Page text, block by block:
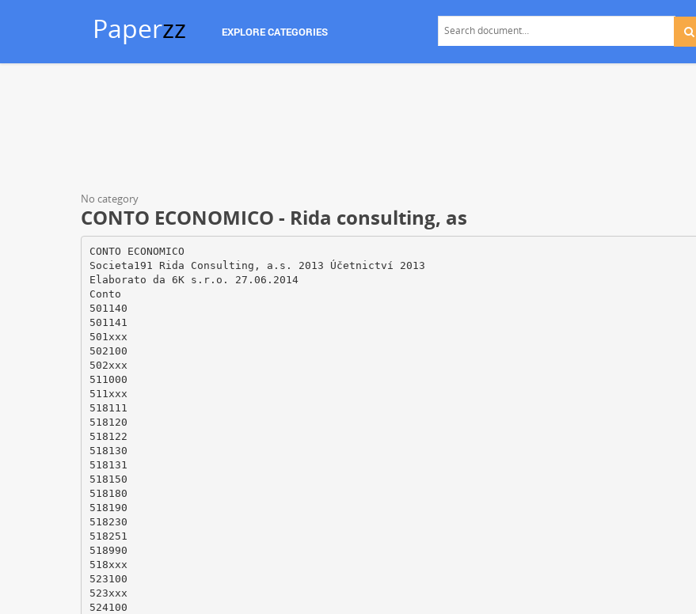
Paperzz EXPLORE CATEGORIES
No category
CONTO ECONOMICO - Rida consulting, as
CONTO ECONOMICO
Societa191 Rida Consulting, a.s. 2013 Účetnictví 2013
Elaborato da 6K s.r.o. 27.06.2014
Conto
501140
501141
501xxx
502100
502xxx
511000
511xxx
518111
518120
518122
518130
518131
518150
518180
518190
518230
518251
518990
518xxx
523100
523xxx
524100